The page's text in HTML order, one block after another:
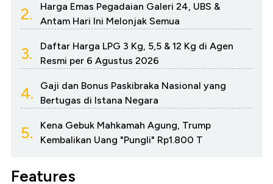
2.
Harga Emas Pegadaian Galeri 24, UBS &
Antam Hari Ini Melonjak Semua
3.
Daftar Harga LPG 3 Kg, 5,5 & 12 Kg di Agen
Resmi per 6 Agustus 2026
4.
Gaji dan Bonus Paskibraka Nasional yang
Bertugas di Istana Negara
5.
Kena Gebuk Mahkamah Agung, Trump
Kembalikan Uang "Pungli" Rp1.800 T
Features